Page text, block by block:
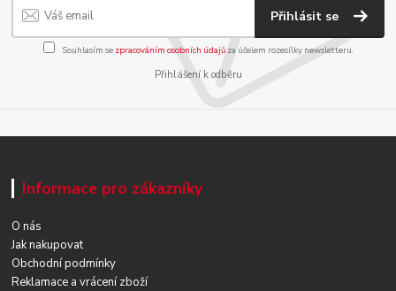
Přihlásit se
Souhlasím se zpracováním osobních údajůza účelem rozesílky newsletteru.
Přihlášení k odběru
Informace pro zákazníky
O nás
Jak nakupovat
Obchodní podmínky
Reklamace a vrácení zboží